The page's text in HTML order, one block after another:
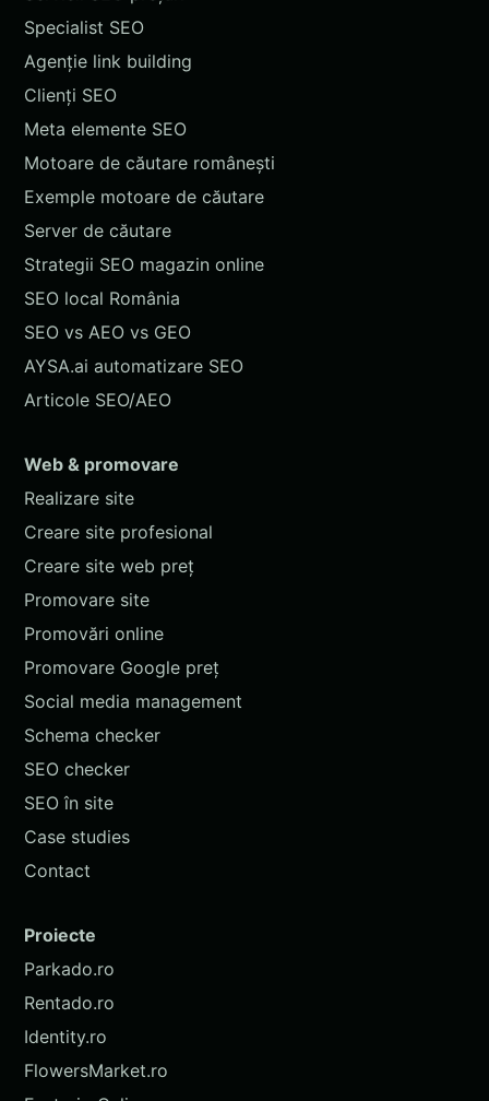
Specialist SEO
Agenție link building
Clienți SEO
Meta elemente SEO
Motoare de căutare românești
Exemple motoare de căutare
Server de căutare
Strategii SEO magazin online
SEO local România
SEO vs AEO vs GEO
AYSA.ai automatizare SEO
Articole SEO/AEO
Web & promovare
Realizare site
Creare site profesional
Creare site web preț
Promovare site
Promovări online
Promovare Google preț
Social media management
Schema checker
SEO checker
SEO în site
Case studies
Contact
Proiecte
Parkado.ro
Rentado.ro
Identity.ro
FlowersMarket.ro